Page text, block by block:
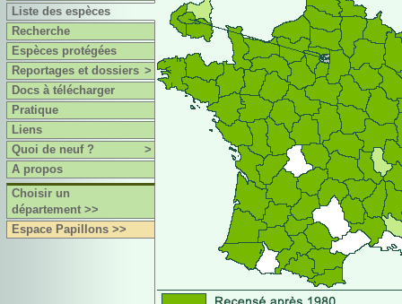
Liste des espèces
Recherche
Espèces protégées
Reportages et dossiers >
Docs à télécharger
Pratique
Liens
Quoi de neuf ?
>
A propos
Choisir un
département >>
Espace Papillons >>